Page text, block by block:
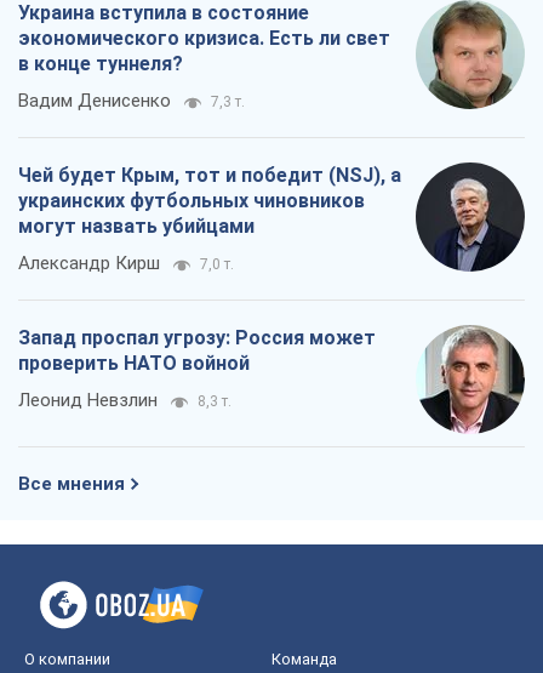
Украина вступила в состояние
экономического кризиса. Есть ли свет
в конце туннеля?
Вадим Денисенко 7,3 т.
Чей будет Крым, тот и победит (NSJ), а
украинских футбольных чиновников
могут назвать убийцами
Александр Кирш 7,0 т.
Запад проспал угрозу: Россия может
проверить НАТО войной
Леонид Невзлин 8,3 т.
Все мнения
О компании Команда